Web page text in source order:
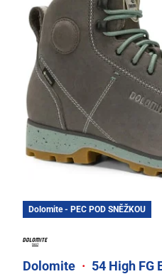
Dolomite - PEC POD SNĚŽKOU
Dolomite · 54 High FG